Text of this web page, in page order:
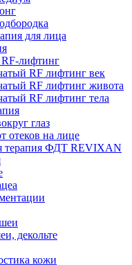
для лица
лифтинг
RF лифтинг век
RF лифтинг живота
RF лифтинг тела
глаз
отеков на лице
терапия ФДТ REVIXAN
декольте
кожи